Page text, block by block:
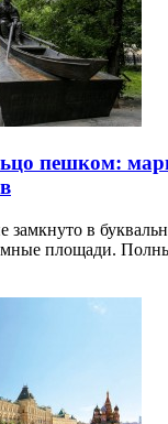
пешком:
замкнуто в
площади.